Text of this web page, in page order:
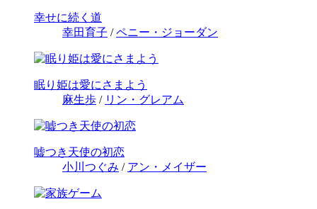
幸せに続く道
幸田育子 /ペニー・ジョーダン
眠り姫は愛にさまよう
麻生歩 / リン・グレアム
嘘つき天使の初恋
小川つぐみ / アン・メイザー